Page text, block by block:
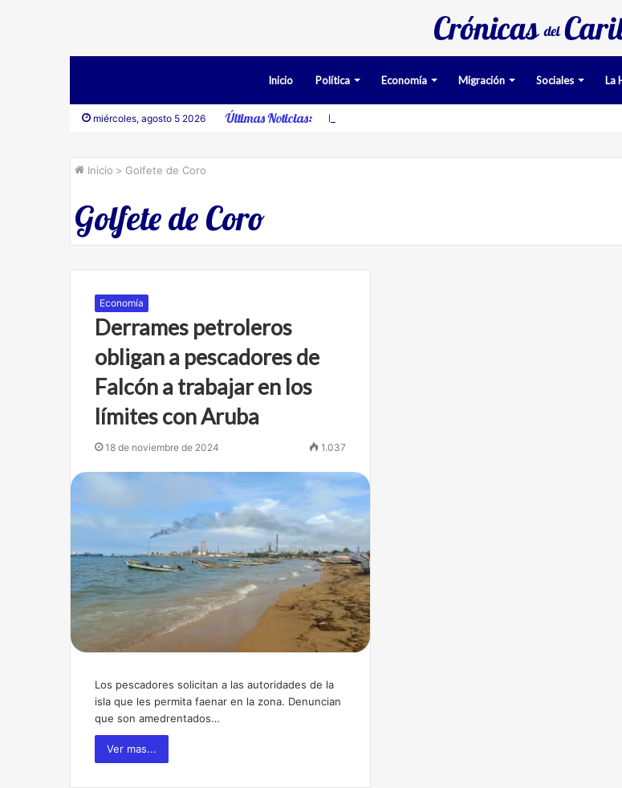
Inicio Política Economía Migración Sociales La
miércoles, agosto 5 2026 Últimas Noticias: Desestiman pruebas acusatorias contra los cinco
Inicio > Golfete de Coro
Golfete de Coro
Economía
Derrames petroleros
obligan a pescadores de
Falcón a trabajar en los
límites con Aruba
18 de noviembre de 2024 1.037
Los pescadores solicitan a las autoridades de la
isla que les permita faenar en la zona. Denuncian
que son amedrentados…
Ver mas...